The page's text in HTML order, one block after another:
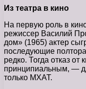
Из театра в кино
На первую роль в
режиссер Василий
дом» (1965) актер
последующие
редко. Тогда отказ
принципиальным, —
только МХАТ.